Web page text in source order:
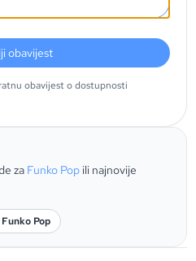
obavijest
obavijest o dostupnosti
za Funko Pop ili najnovije
Pop